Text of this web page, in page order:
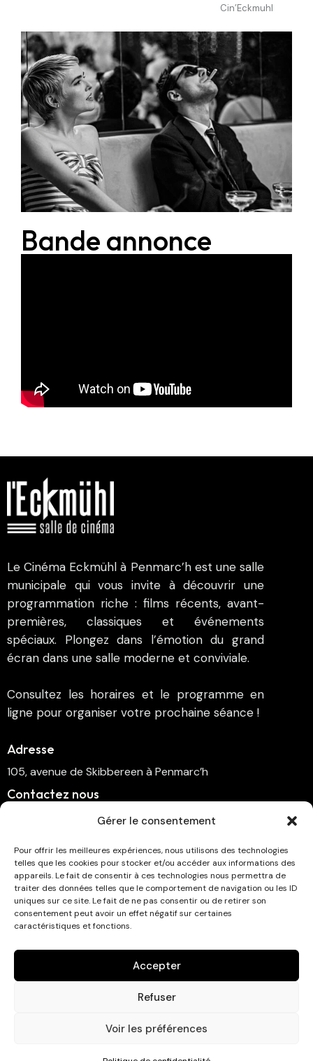
Gérer le consentement
Pour offrir les meilleures expériences, nous utilisons des technologies
telles que les cookies pour stocker et/ou accéder aux informations des
appareils. Le fait de consentir à ces technologies nous permettra de
traiter des données telles que le comportement de navigation ou les ID
uniques sur ce site. Le fait de ne pas consentir ou de retirer son
consentement peut avoir un effet négatif sur certaines
caractéristiques et fonctions.
Accepter
Refuser
Voir les préférences
Cin’Eckmuhl
Bande annonce
Le Cinéma Eckmühl à Penmarc’h est une salle
municipale qui vous invite à découvrir une
programmation riche : films récents, avant-
premières, classiques et événements
spéciaux. Plongez dans l’émotion du grand
écran dans une salle moderne et conviviale.
Consultez les horaires et le programme en
ligne pour organiser votre prochaine séance !
Adresse
105, avenue de Skibbereen à Penmarc’h
Contactez nous
cinema.penmarch@orange.fr
Suivez-nous